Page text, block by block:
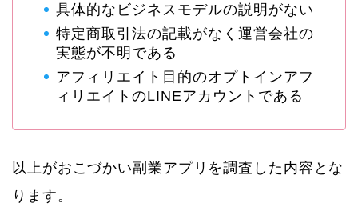
具体的なビジネスモデルの説明がない
特定商取引法の記載がなく運営会社の
実態が不明である
アフィリエイト目的のオプトインアフ
ィリエイトのLINEアカウントである
以上がおこづかい副業アプリを調査した内容とな
ります。